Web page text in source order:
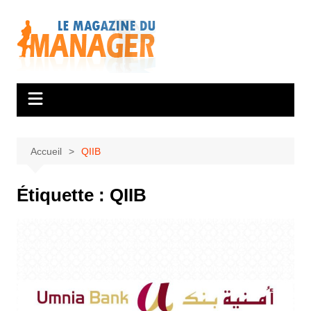
contenu
Accueil QIIB
Étiquette : QIIB